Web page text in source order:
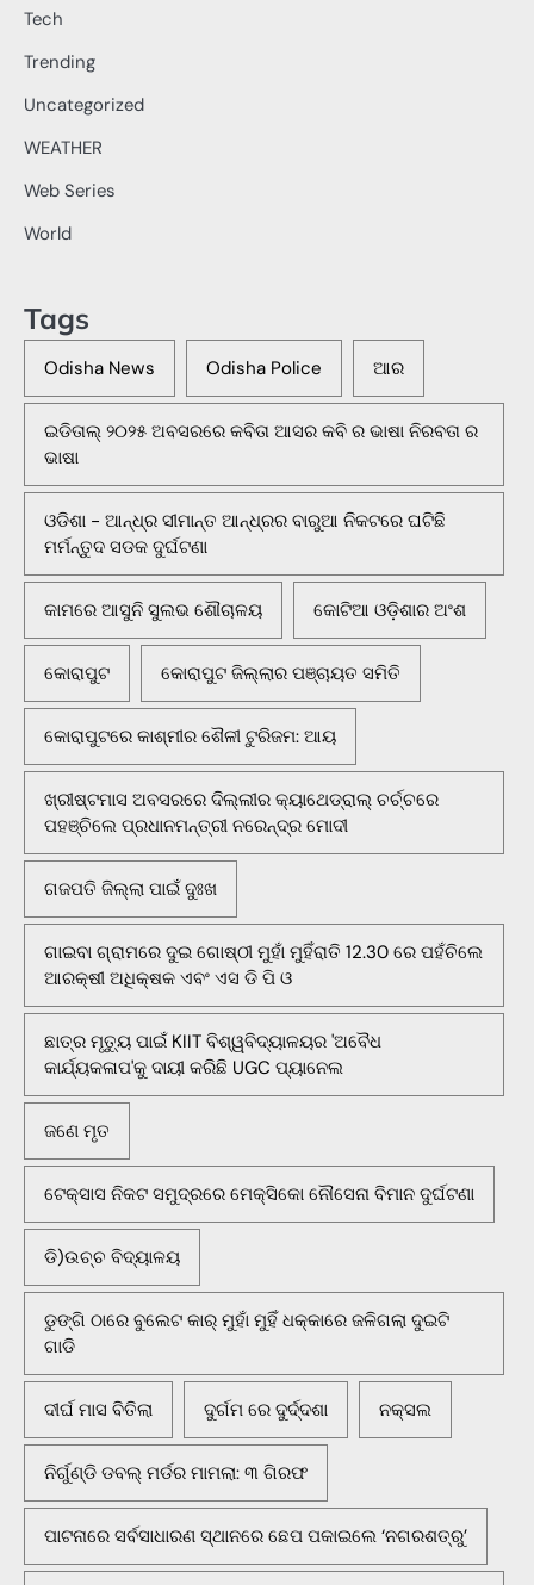
Tech
Trending
Uncategorized
WEATHER
Web Series
World
Tags
Odisha News Odisha Police ଆର
ଇଡିତାଲ୍ ୨୦୨୫ ଅବସରରେ କବିତା ଆସର କବି ର ଭାଷା ନିରବତା ର
ଭାଷା
ଓଡିଶା - ଆନ୍ଧ୍ର ସୀମାନ୍ତ ଆନ୍ଧ୍ରର ବାରୁଆ ନିକଟରେ ଘଟିଛି
ମର୍ମନ୍ତୁଦ ସଡକ ଦୁର୍ଘଟଣା
କାମରେ ଆସୁନି ସୁଲଭ ଶୌଚାଳୟ କୋଟିଆ ଓଡ଼ିଶାର ଅଂଶ
କୋରାପୁଟ କୋରାପୁଟ ଜିଲ୍ଲାର ପଞ୍ଚାୟତ ସମିତି
କୋରାପୁଟରେ କାଶ୍ମୀର ଶୈଳୀ ଟୁରିଜମ: ଆୟ
ଖ୍ରୀଷ୍ଟମାସ ଅବସରରେ ଦିଲ୍ଲୀର କ୍ୟାଥେଡ୍ରାଲ୍ ଚର୍ଚ୍ଚରେ
ପହଞ୍ଚିଲେ ପ୍ରଧାନମନ୍ତ୍ରୀ ନରେନ୍ଦ୍ର ମୋଦୀ
ଗଜପତି ଜିଲ୍ଲା ପାଇଁ ଦୁଃଖ
ଗାଇବା ଗ୍ରାମରେ ଦୁଇ ଗୋଷ୍ଠୀ ମୁହାଁ ମୁହିଁରାତି 12.30 ରେ ପହଁଚିଲେ
ଆରକ୍ଷୀ ଅଧିକ୍ଷକ ଏବଂ ଏସ ଡି ପି ଓ
ଛାତ୍ର ମୃତ୍ୟୁ ପାଇଁ KIIT ବିଶ୍ୱବିଦ୍ୟାଳୟର 'ଅବୈଧ
କାର୍ଯ୍ୟକଳାପ'କୁ ଦାୟୀ କରିଛି UGC ପ୍ୟାନେଲ
ଜଣେ ମୃତ
ଟେକ୍ସାସ ନିକଟ ସମୁଦ୍ରରେ ମେକ୍ସିକୋ ନୌସେନା ବିମାନ ଦୁର୍ଘଟଣା
ଡି)ଉଚ୍ଚ ବିଦ୍ୟାଳୟ
ଡୁଙ୍ଗି ଠାରେ ବୁଲେଟ କାର୍ ମୁହାଁ ମୁହିଁ ଧକ୍କାରେ ଜଳିଗଲା ଦୁଇଟି
ଗାଡି
ଦୀର୍ଘ ମାସ ବିତିଲା ଦୁର୍ଗମ ରେ ଦୁର୍ଦ୍ଦଶା ନକ୍ସଲ
ନିର୍ଗୁଣ୍ଡି ଡବଲ୍ ମର୍ଡର ମାମଲା: ୩ ଗିରଫ
ପାଟନାରେ ସର୍ବସାଧାରଣ ସ୍ଥାନରେ ଛେପ ପକାଇଲେ ‘ନଗରଶତ୍ରୁ’